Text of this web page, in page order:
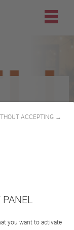
you want to activate
ACCEPTING →